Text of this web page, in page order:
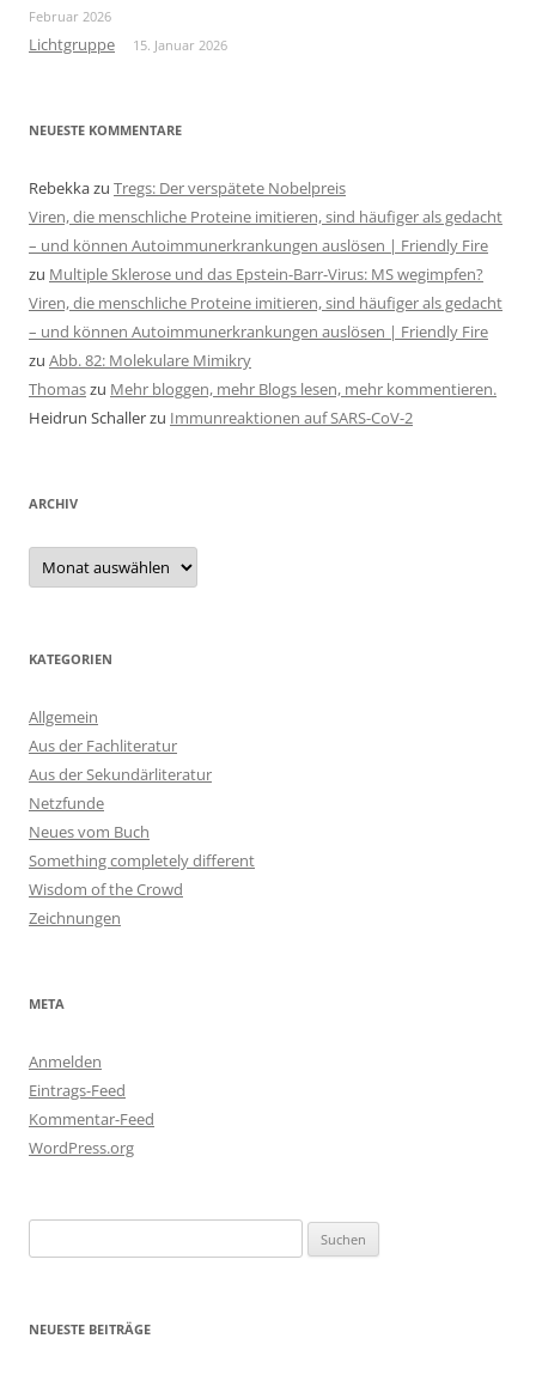
Februar 2026
Lichtgruppe 15. Januar 2026
NEUESTE KOMMENTARE
Rebekkazu Tregs: Der verspätete Nobelpreis
Viren, die menschliche Proteine imitieren, sind häufiger als gedacht
– und können Autoimmunerkrankungen auslösen | Friendly Fire
zu Multiple Sklerose und das Epstein-Barr-Virus: MS wegimpfen?
Viren, die menschliche Proteine imitieren, sind häufiger als gedacht
– und können Autoimmunerkrankungen auslösen | Friendly Fire
zu Abb. 82: Molekulare Mimikry
Thomaszu Mehr bloggen, mehr Blogs lesen, mehr kommentieren.
Heidrun Schallerzu Immunreaktionen auf SARS-CoV-2
ARCHIV
Archiv
KATEGORIEN
Allgemein
Aus der Fachliteratur
Aus der Sekundärliteratur
Netzfunde
Neues vom Buch
Something completely different
Wisdom of the Crowd
Zeichnungen
META
Anmelden
Eintrags-Feed
Kommentar-Feed
WordPress.org
nach:
NEUESTE BEITRÄGE